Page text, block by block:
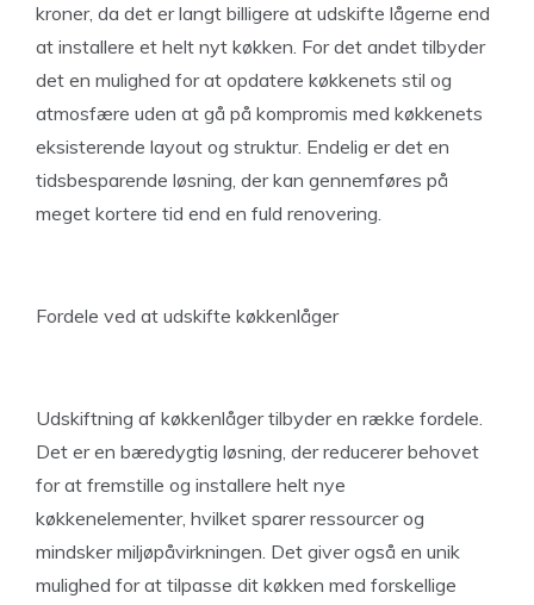
kroner, da det er langt billigere at udskifte lågerne end
at installere et helt nyt køkken. For det andet tilbyder
det en mulighed for at opdatere køkkenets stil og
atmosfære uden at gå på kompromis med køkkenets
eksisterende layout og struktur. Endelig er det en
tidsbesparende løsning, der kan gennemføres på
meget kortere tid end en fuld renovering.
Fordele ved at udskifte køkkenlåger
Udskiftning af køkkenlåger tilbyder en række fordele.
Det er en bæredygtig løsning, der reducerer behovet
for at fremstille og installere helt nye
køkkenelementer, hvilket sparer ressourcer og
mindsker miljøpåvirkningen. Det giver også en unik
mulighed for at tilpasse dit køkken med forskellige